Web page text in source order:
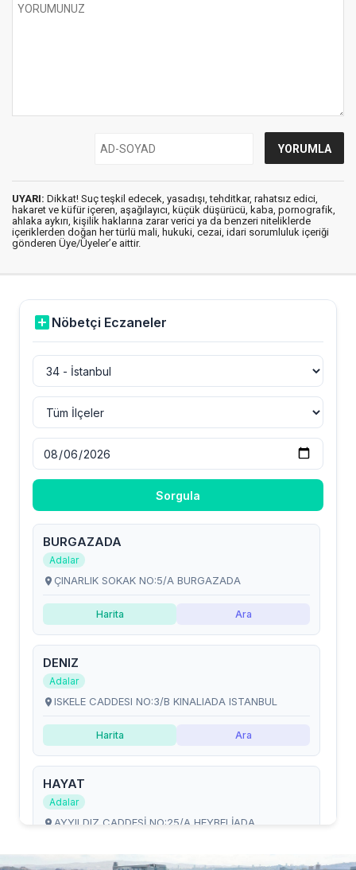
UYARI: Dikkat! Suç teşkil edecek, yasadışı, tehditkar, rahatsız edici,
hakaret ve küfür içeren, aşağılayıcı, küçük düşürücü, kaba, pornografik,
ahlaka aykırı, kişilik haklarına zarar verici ya da benzeri niteliklerde
içeriklerden doğan her türlü mali, hukuki, cezai, idari sorumluluk içeriği
gönderen Üye/Üyeler’e aittir.